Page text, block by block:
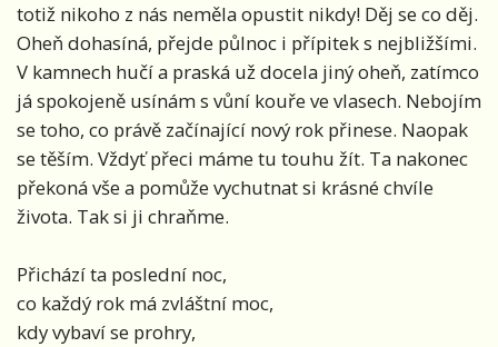
totiž nikoho z nás neměla opustit nikdy! Děj se co děj.
Oheň dohasíná, přejde půlnoc i přípitek s nejbližšími.
V kamnech hučí a praská už docela jiný oheň, zatímco
já spokojeně usínám s vůní kouře ve vlasech. Nebojím
se toho, co právě začínající nový rok přinese. Naopak
se těším. Vždyť přeci máme tu touhu žít. Ta nakonec
překoná vše a pomůže vychutnat si krásné chvíle
života. Tak si ji chraňme.
Přichází ta poslední noc,
co každý rok má zvláštní moc,
kdy vybaví se prohry,